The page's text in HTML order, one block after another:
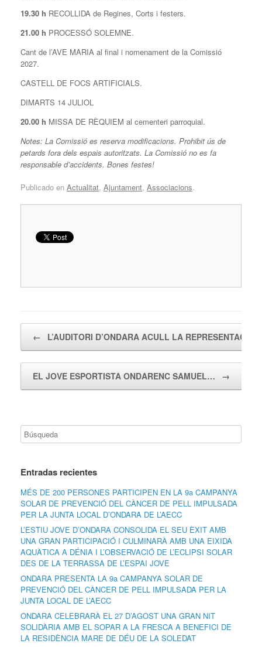
19.30 h RECOLLIDA de Regines, Corts i festers.
21.00 h PROCESSÓ SOLEMNE.
Cant de l’AVE MARIA al final i nomenament de la Comissió
2027.
CASTELL DE FOCS ARTIFICIALS.
DIMARTS 14 JULIOL
20.00 h MISSA DE RÈQUIEM al cementeri parroquial.
Notes: La Comissió es reserva modificacions. Prohibit ús de
petards fora dels espais autoritzats. La Comissió no es fa
responsable d’accidents. Bones festes!
Publicado en Actualitat, Ajuntament, Associacions.
← L’AUDITORI D’ONDARA ACULL LA REPRESENTACIÓ…
EL JOVE ESPORTISTA ONDARENC SAMUEL… →
Entradas recientes
MÉS DE 200 PERSONES PARTICIPEN EN LA 9a CAMPANYA
SOLAR DE PREVENCIÓ DEL CÀNCER DE PELL IMPULSADA
PER LA JUNTA LOCAL D’ONDARA DE L’AECC
L’ESTIU JOVE D’ONDARA CONSOLIDA EL SEU ÈXIT AMB
UNA GRAN PARTICIPACIÓ I CULMINARÀ AMB UNA EIXIDA
AQUÀTICA A DÉNIA I L’OBSERVACIÓ DE L’ECLIPSI SOLAR
DES DE LA TERRASSA DE L’ESPAI JOVE
ONDARA PRESENTA LA 9a CAMPANYA SOLAR DE
PREVENCIÓ DEL CÀNCER DE PELL IMPULSADA PER LA
JUNTA LOCAL DE L’AECC
ONDARA CELEBRARÀ EL 27 D’AGOST UNA GRAN NIT
SOLIDÀRIA AMB EL SOPAR A LA FRESCA A BENEFICI DE
LA RESIDÈNCIA MARE DE DÉU DE LA SOLEDAT